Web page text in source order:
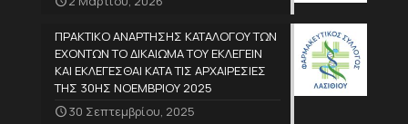
ΠΡΑΚΤΙΚΟ ΑΝΑΡΤΗΣΗΣ ΚΑΤΑΛΟΓΟΥ ΤΩΝ
ΕΧΟΝΤΩΝ ΤΟ ΔΙΚΑΙΩΜΑ ΤΟΥ ΕΚΛΕΓΕΙΝ
ΚΑΙ ΕΚΛΕΓΕΣΘΑΙ ΚΑΤΑ ΤΙΣ ΑΡΧΑΙΡΕΣΙΕΣ
ΤΗΣ 30ΗΣ ΝΟΕΜΒΡΙΟΥ 2025
30 Σεπτεμβρίου, 2025